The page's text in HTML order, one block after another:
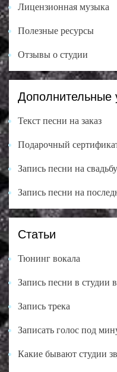
Лицензионная музыка
Полезные ресурсы
Отзывы о студии
Дополнительные
Текст песни на заказ
Подарочный
Запись песни на свадьбу
Запись песни на
Статьи
Тюнинг вокала
Запись песни в студии
Запись трека
Записать голос под
Какие бывают студии